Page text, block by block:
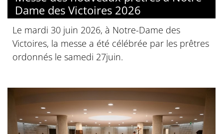
Dame des Victoires 2026
Le mardi 30 juin 2026, à Notre-Dame des
Victoires, la messe a été célébrée par les prêtres
ordonnés le samedi 27juin.